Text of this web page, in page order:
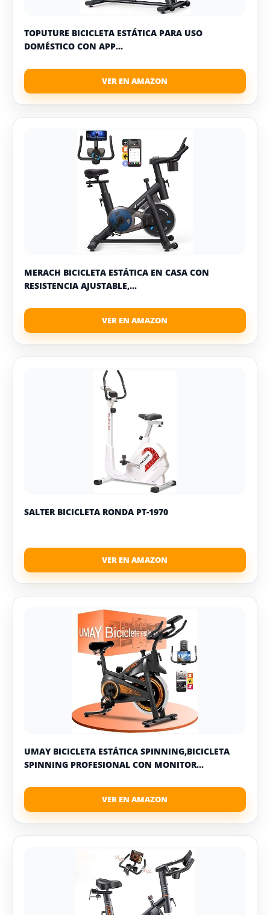
TOPUTURE BICICLETA ESTÁTICA PARA USO
DOMÉSTICO CON APP...
MERACH BICICLETA ESTÁTICA EN CASA CON
RESISTENCIA AJUSTABLE,...
SALTER BICICLETA RONDA PT-1970
UMAY BICICLETA ESTÁTICA SPINNING,BICICLETA
SPINNING PROFESIONAL CON MONITOR...